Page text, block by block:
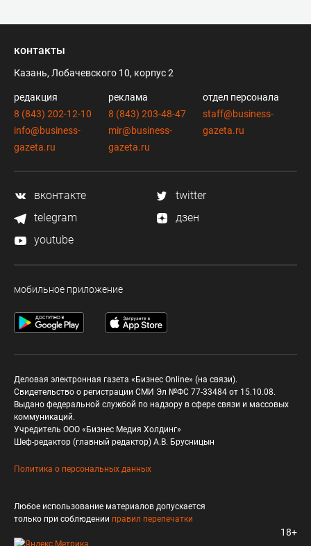
контакты
Казань, Лобачевского 10, корпус 2
редакция
8 (843) 202-12-10
info@business-
gazeta.ru
реклама
8 (843) 203-48-47
mir@business-
gazeta.ru
отдел персонала
staff@business-
gazeta.ru
вконтакте
twitter
telegram
дзен
youtube
мобильное приложение
Деловая электронная газета «Бизнес Online» (на связи).
Свидетельство о регистрации СМИ Эл №ФС 77-33484 от 15.10.08.
Выдано федеральной службой по надзору в сфере связи и массовых
коммуникаций.
Учредитель ООО «Бизнес Медия Холдинг»
Шеф-редактор (главный редактор) А.В. Брусницын
Политика о персональных данных
Любое использование материалов допускается
только при соблюдении правил перепечатки
18+